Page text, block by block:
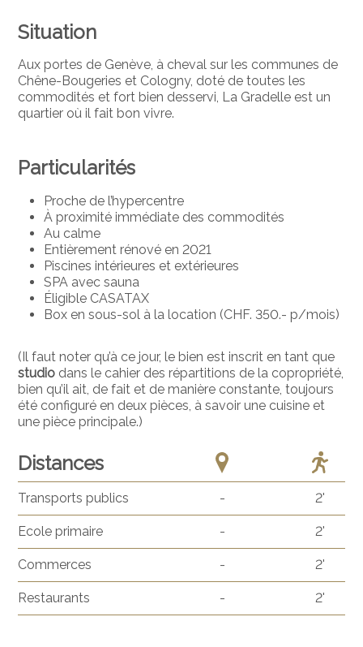
Situation
Aux portes de Genève, à cheval sur les communes de
Chêne-Bougeries et Cologny, doté de toutes les
commodités et fort bien desservi, La Gradelle est un
quartier où il fait bon vivre.
Particularités
Proche de l’hypercentre
À proximité immédiate des commodités
Au calme
Entièrement rénové en 2021
Piscines intérieures et extérieures
SPA avec sauna
Éligible CASATAX
Box en sous-sol à la location (CHF. 350.- p/mois)
(Il faut noter qu’à ce jour, le bien est inscrit en tant que
studio dans le cahier des répartitions de la copropriété,
bien qu’il ait, de fait et de manière constante, toujours
été configuré en deux pièces, à savoir une cuisine et
une pièce principale.)
Distances
Transports publics - 2'
Ecole primaire - 2'
Commerces - 2'
Restaurants - 2'